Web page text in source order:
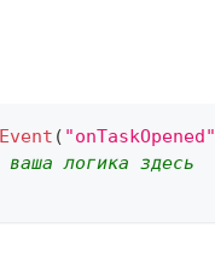
( "onTaskOpened"
логика здесь